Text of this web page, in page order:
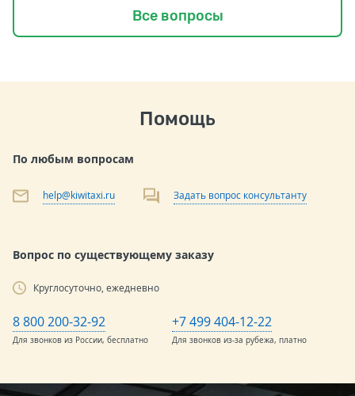
Все вопросы
Помощь
По любым вопросам
help@kiwitaxi.ru Задать вопрос консультанту
Вопрос по существующему заказу
Круглосуточно, ежедневно
8 800 200-32-92
Для звонков из России, бесплатно
+7 499 404-12-22
Для звонков из-за рубежа, платно